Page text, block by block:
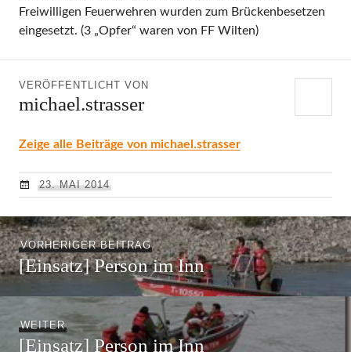
Freiwilligen Feuerwehren wurden zum Brückenbesetzen
eingesetzt. (3 „Opfer“ waren von FF Wilten)
VERÖFFENTLICHT VON
michael.strasser
Zeige alle Beiträge von michael.strasser
23. MAI 2014
Beitragsnavigation
VORHERIGER BEITRAGVorheriger
Beitrag:
[Einsatz] Person im Inn
WEITERNächster
Beitrag:
[Einsatz] Person im Inn